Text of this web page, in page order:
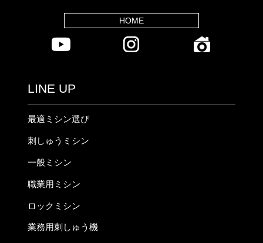
HOME
LINE UP
最適ミシン選び
刺しゅうミシン
一般ミシン
職業用ミシン
ロックミシン
業務用刺しゅう機